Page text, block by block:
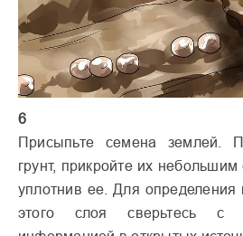
6
Присыпьте семена землей.
грунт, прикройте их
уплотнив ее. Для определения
этого слоя сверьтесь с